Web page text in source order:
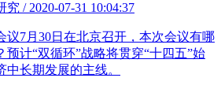
/ 2020-07-31 10:04:37
议7月30日在北京召开，本次会议有哪
预计“双循环”战略将贯穿“十四五”始
长期发展的主线。